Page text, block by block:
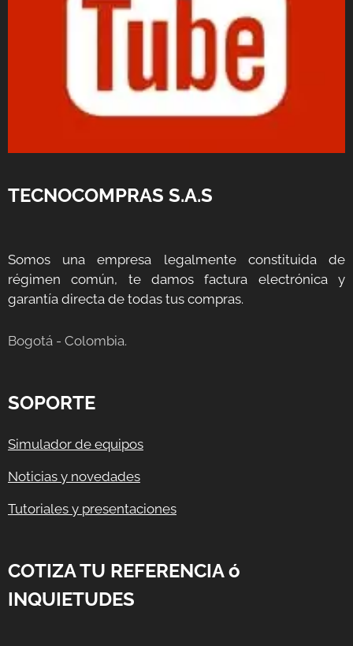
TECNOCOMPRAS S.A.S
Somos una empresa legalmente constituida de
régimen común, te damos factura electrónica y
garantía directa de todas tus compras.
Bogotá - Colombia.
SOPORTE
Simulador de equipos
Noticias y novedades
Tutoriales y presentaciones
COTIZA TU REFERENCIA ó
INQUIETUDES